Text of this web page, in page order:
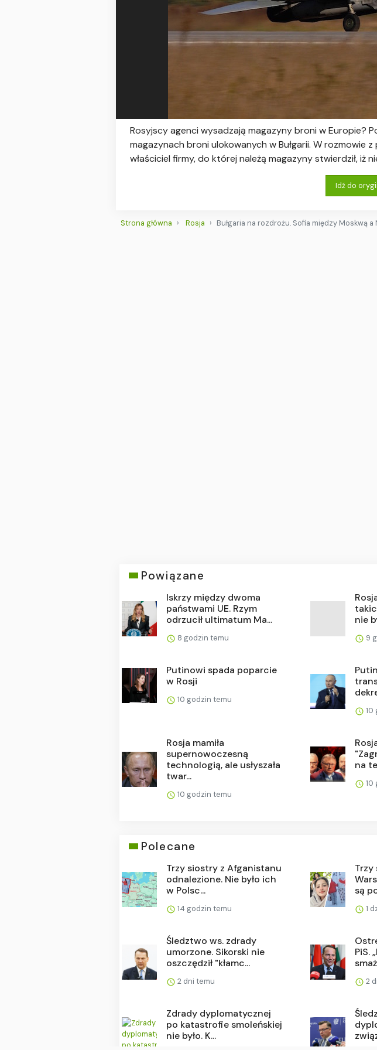
Rosyjscy agenci wysadzają magazyny broni w Europie?
magazynach broni ulokowanych w Bułgarii. W rozmowie
właściciel firmy, do której należą magazyny stwierdził, iż
Idź do
Strona główna Rosja Bułgaria na rozdrożu. Sofia między Moskwą a
Powiązane
Iskrzy między dwoma
państwami UE. Rzym
odrzucił ultimatum Ma...
8 godzin temu
nie
9
Putinowi spada poparcie
w Rosji
10 godzin temu
10
Rosja mamiła
supernowoczesną
technologią, ale usłyszała
twar...
10 godzin temu
na
10
Polecane
Trzy siostry z Afganistanu
odnalezione. Nie było ich
w Polsc...
14 godzin temu
Trzy
są
1
Śledztwo ws. zdrady
umorzone. Sikorski nie
oszczędził "kłamc...
2 dni temu
PiS.
2
Zdrady dyplomatycznej
po katastrofie smoleńskiej
nie było. K...